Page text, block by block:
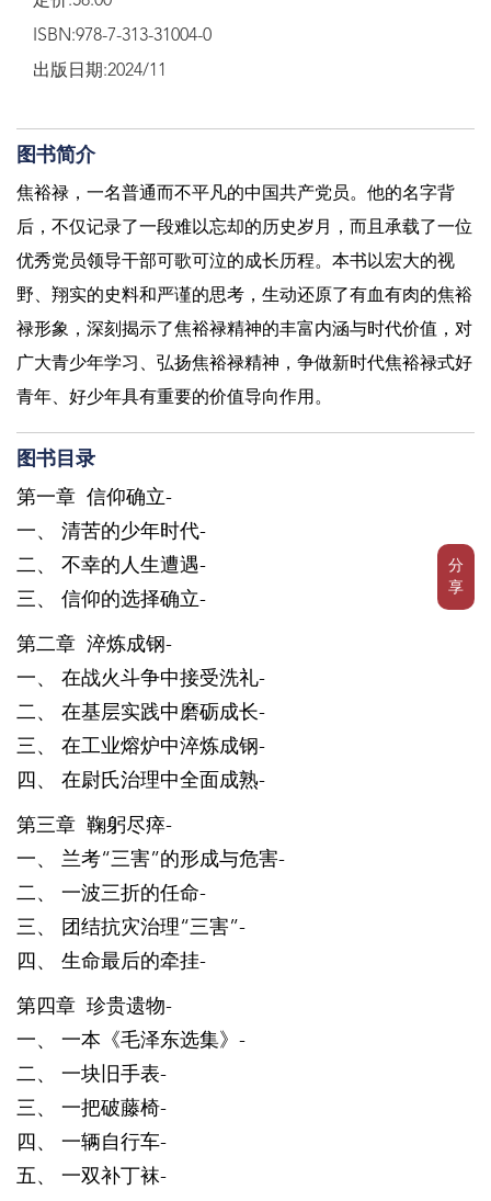
分
享
ISBN:978-7-313-31004-0
出版日期:2024/11
图书简介
焦裕禄，一名普通而不平凡的中国共产党员。他的名字背
后，不仅记录了一段难以忘却的历史岁月，而且承载了一位
优秀党员领导干部可歌可泣的成长历程。本书以宏大的视
野、翔实的史料和严谨的思考，生动还原了有血有肉的焦裕
禄形象，深刻揭示了焦裕禄精神的丰富内涵与时代价值，对
广大青少年学习、弘扬焦裕禄精神，争做新时代焦裕禄式好
青年、好少年具有重要的价值导向作用。
图书目录
第一章 信仰确立-
一、 清苦的少年时代-
二、 不幸的人生遭遇-
三、 信仰的选择确立-
第二章 淬炼成钢-
一、 在战火斗争中接受洗礼-
二、 在基层实践中磨砺成长-
三、 在工业熔炉中淬炼成钢-
四、 在尉氏治理中全面成熟-
第三章 鞠躬尽瘁-
一、 兰考“三害”的形成与危害-
二、 一波三折的任命-
三、 团结抗灾治理“三害”-
四、 生命最后的牵挂-
第四章 珍贵遗物-
一、 一本《毛泽东选集》-
二、 一块旧手表-
三、 一把破藤椅-
四、 一辆自行车-
五、 一双补丁袜-